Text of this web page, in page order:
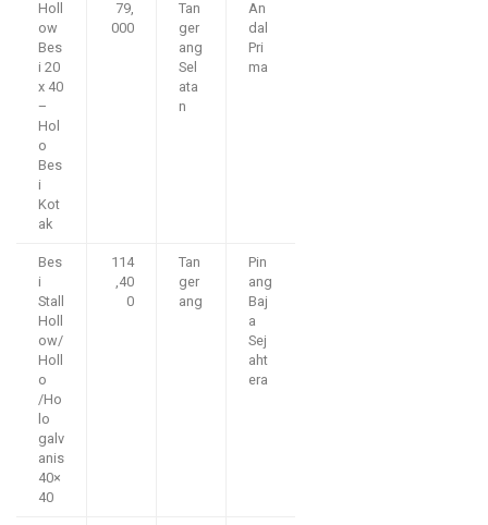
Holl
ow
Bes
i 20
x 40
–
Hol
o
Bes
i
Kot
ak
79,
000
Tan
ger
ang
Sel
ata
n
An
dal
Pri
ma
Bes
i
Stall
Holl
ow/
Holl
o
/Ho
lo
galv
anis
40×
40
114
,40
0
Tan
ger
ang
Pin
ang
Baj
a
Sej
aht
era